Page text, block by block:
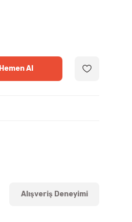
Hemen Al
Alışveriş Deneyimi